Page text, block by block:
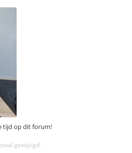
tijd op dit forum!
gewijzigd.